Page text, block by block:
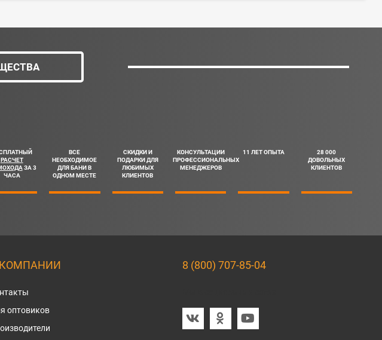
РАСЧЕТ
ЗА 3
ЧАСА
ВСЕ
НЕОБХОДИМОЕ
ДЛЯ БАНИ В
ОДНОМ МЕСТЕ
СКИДКИ И
ПОДАРКИ ДЛЯ
ЛЮБИМЫХ
КЛИЕНТОВ
КОНСУЛЬТАЦИИ
ПРОФЕССИОНАЛЬНЫХ
МЕНЕДЖЕРОВ
11 ЛЕТ ОПЫТА
28 000
ДОВОЛЬНЫХ
КЛИЕНТОВ
оптовиков
8 (800) 707-85-04